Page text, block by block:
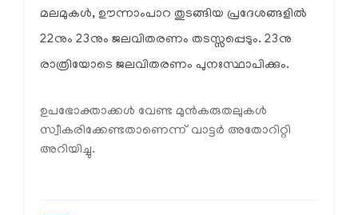
മലമുകൾ, ഊന്നാംപാറ തുടങ്ങിയ പ്രദേശങ്ങളിൽ
22നും 23നും ജലവിതരണം തടസ്സപ്പെടും. 23നു
രാത്രിയോടെ ജലവിതരണം പുനഃസ്ഥാപിക്കും.
ഉപഭോക്താക്കൾ വേണ്ട മുൻകരുതലുകൾ
സ്വീകരിക്കേണ്ടതാണെന്ന് വാട്ടർ അതോറിറ്റി
അറിയിച്ചു.